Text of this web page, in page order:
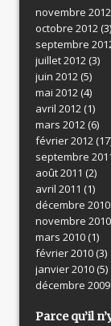
novembre 2012
octobre 2012(3)
septembre
juillet 2012(3)
juin 2012(5)
mai 2012(4)
avril 2012(1)
mars 2012(6)
février 2012
septembre
août 2011 (2)
avril 2011 (1)
décembre 2010
novembre 2010
mars 2010(1)
février 2010(3)
janvier 2010(5)
décembre 2009
Parce qu’il